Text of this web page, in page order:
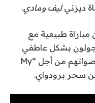
ليف ومادي.
طبيعية مع
بشكل عاطفي
على قلوب الجمهور. عندما تتجمع أصواتهم من أجل “My